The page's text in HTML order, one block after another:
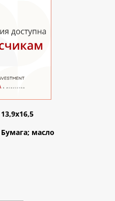
13,9х16,5
Бумага; масло